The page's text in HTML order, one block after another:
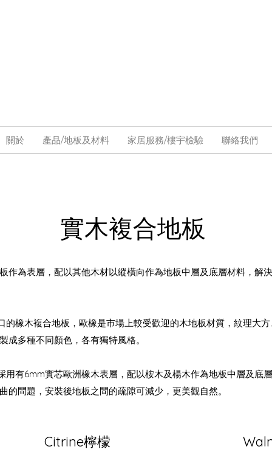
關於 產品/地板及材料 家居服務/樓宇檢驗 聯絡我們
實木複合地板
作為表層，配以其他木材以縱橫向作為地板中層及底層材料，解
的橡木複合地板，歐橡是市場上較受歡迎的木地板材質，紋理大
成多種不同顏色，各有獨特風格。
用有6mm實芯歐洲橡木表層，配以桉木及楊木作為地板中層及底
的問題，安裝後地板之間的疏隙可減少，更美觀自然。
Citrine檸檬